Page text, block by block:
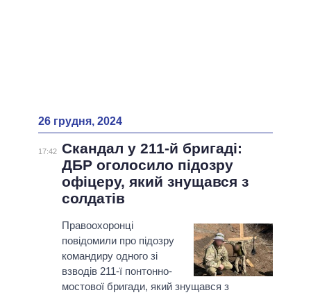
26 грудня, 2024
17:42 Скандал у 211-й бригаді:
ДБР оголосило підозру
офіцеру, який знущався з
солдатів
Правоохоронці
повідомили про підозру
командиру одного зі
взводів 211-ї понтонно-
мостової бригади, який знущався з